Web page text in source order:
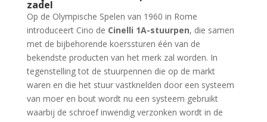
zadel
Op de Olympische Spelen van 1960 in Rome
introduceert Cino de Cinelli 1A-stuurpen, die samen
met de bijbehorende koerssturen één van de
bekendste producten van het merk zal worden. In
tegenstelling tot de stuurpennen die op de markt
waren en die het stuur vastknelden door een systeem
van moer en bout wordt nu een systeem gebruikt
waarbij de schroef inwendig verzonken wordt in de